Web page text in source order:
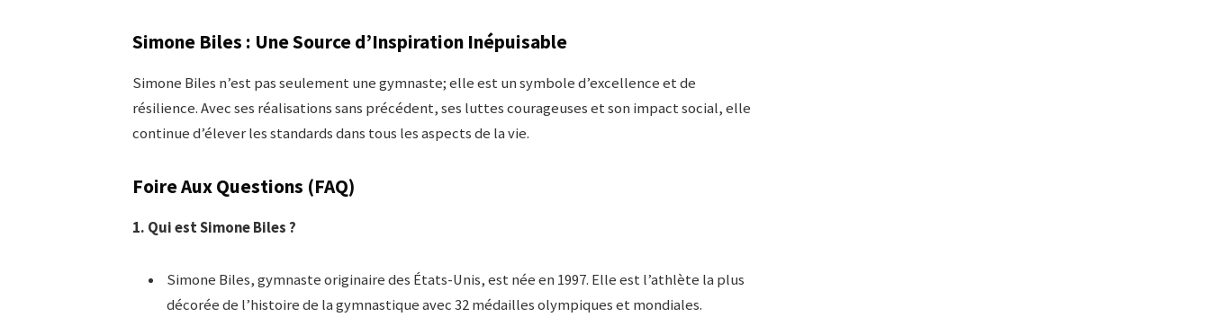
Simone Biles : Une Source d’Inspiration Inépuisable
Simone Biles n’est pas seulement une gymnaste; elle est un symbole d’excellence et de
résilience. Avec ses réalisations sans précédent, ses luttes courageuses et son impact social, elle
continue d’élever les standards dans tous les aspects de la vie.
Foire Aux Questions (FAQ)
1. Qui est Simone Biles ?
Simone Biles, gymnaste originaire des États-Unis, est née en 1997. Elle est l’athlète la plus
décorée de l’histoire de la gymnastique avec 32 médailles olympiques et mondiales.